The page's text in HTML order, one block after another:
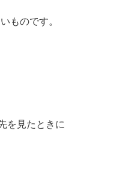
ものです。
を見たときに